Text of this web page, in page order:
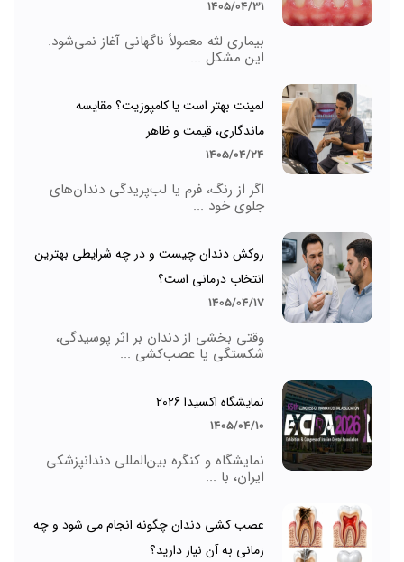
1405/04/31
بیماری لثه معمولاً ناگهانی آغاز نمی‌شود.
این مشکل ...
لمینت بهتر است یا کامپوزیت؟ مقایسه
ماندگاری، قیمت و ظاهر
1405/04/24
اگر از رنگ، فرم یا لب‌پریدگی دندان‌های
جلوی خود ...
روکش دندان چیست و در چه شرایطی بهترین
انتخاب درمانی است؟
1405/04/17
وقتی بخشی از دندان بر اثر پوسیدگی،
شکستگی یا عصب‌کشی ...
نمایشگاه اکسیدا 2026
1405/04/10
نمایشگاه و کنگره بین‌المللی دندانپزشکی
ایران، با ...
عصب کشی دندان چگونه انجام می شود و چه
زمانی به آن نیاز دارید؟